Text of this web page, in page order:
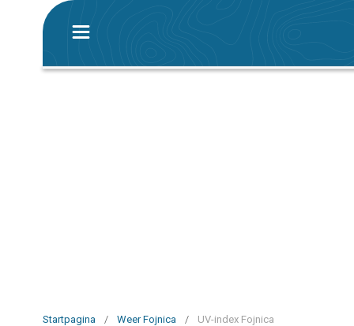
Startpagina / Weer Fojnica / UV-index Fojnica